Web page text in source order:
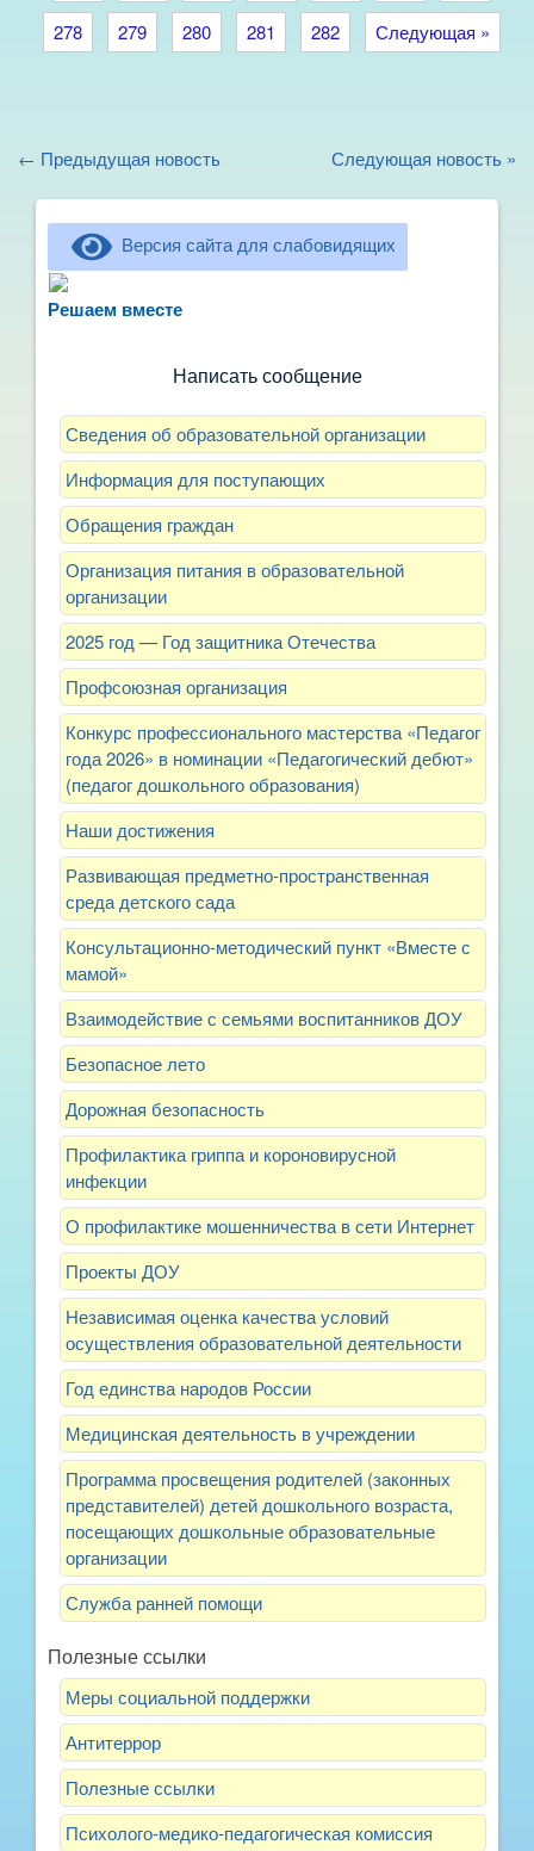
278 279 280 281 282 Следующая »
← Предыдущая новость Следующая новость »
Версия сайта для слабовидящих
Решаем вместерассказать о воспитателях? Знаете, как
Написать сообщение
Сведения об образовательной организации
Информация для поступающих
Обращения граждан
Организация питания в образовательной
организации
2025 год — Год защитника Отечества
Профсоюзная организация
Конкурс профессионального мастерства «Педагог
года 2026» в номинации «Педагогический дебют»
(педагог дошкольного образования)
Наши достижения
Развивающая предметно-пространственная
среда детского сада
Консультационно-методический пункт «Вместе с
мамой»
Взаимодействие с семьями воспитанников ДОУ
Безопасное лето
Дорожная безопасность
Профилактика гриппа и короновирусной
инфекции
О профилактике мошенничества в сети Интернет
Проекты ДОУ
Независимая оценка качества условий
осуществления образовательной деятельности
Год единства народов России
Медицинская деятельность в учреждении
Программа просвещения родителей (законных
представителей) детей дошкольного возраста,
посещающих дошкольные образовательные
организации
Служба ранней помощи
Полезные ссылки
Меры социальной поддержки
Антитеррор
Полезные ссылки
Психолого-медико-педагогическая комиссия